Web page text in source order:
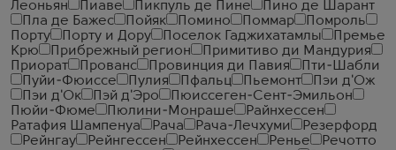
Леоньян
Пиаве Пикпуль де Пине
Пино де Шарант
Пла де Бажес
Пойяк Помино Поммар
Помроль
Порту
Порту и Дору Поселок Гаджихатамлы
Премье
Крю
Прибрежный регион
Примитиво ди Мандурия
Приорат
Прованс Провинция ди Павия
Пти-Шабли
Пуйи-Фюиссе
Пулия Пфальц Пьемонт
Пэи д'Ож
Пэи д'Ок
Пэй д'Эро
Пюиссеген-Сент-Эмильон
Пюйи-Фюме
Пюлини-Монраше
Райнхессен
Ратафия Шампенуа
Рача Рача-Лечхуми
Резерфорд
Рейнгау
Рейнгессен Рейнхессен Ренье
Речотто